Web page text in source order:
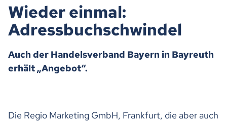
Wieder einmal:
Adressbuchschwindel
Auch der Handelsverband Bayern in Bayreuth
erhält „Angebot“.
Die Regio Marketing GmbH, Frankfurt, die aber auch